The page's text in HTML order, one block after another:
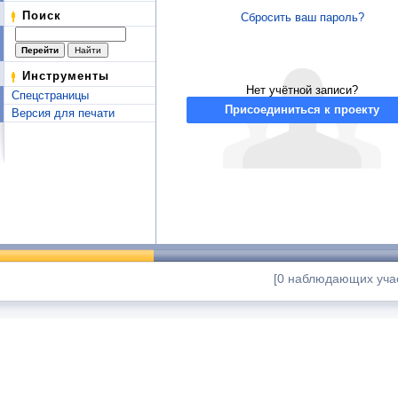
Поиск
Инструменты
Спецстраницы
Версия для печати
Сбросить ваш пароль?
Нет учётной записи?
Присоединиться к проекту
[0 наблюдающих